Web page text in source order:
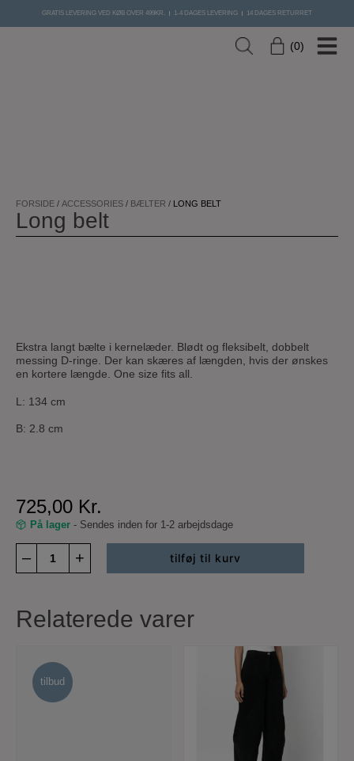
GRATIS LEVERING VED KØB OVER 499KR. 1-4 DAGES LEVERING 14 DAGES RETURRET
0
FORSIDE / ACCESSORIES / BÆLTER / LONG BELT
Long belt
Ekstra langt bælte i kernelæder. Blødt og fleksibelt, dobbelt
messing D-ringe. Der kan skæres af længden, hvis der ønskes
en kortere længde. One size fits all.
L: 134 cm
B: 2.8 cm
725,00 Kr.
På lager- Sendes inden for 1-2 arbejdsdage
–
Long
belt
antal
+ tilføj til kurv
Relaterede varer
tilbud